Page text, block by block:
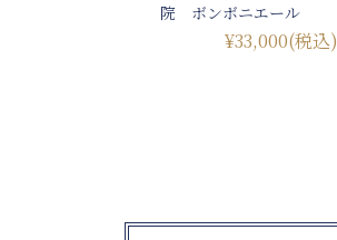
院 ボンボニエール
¥33,000(税込)